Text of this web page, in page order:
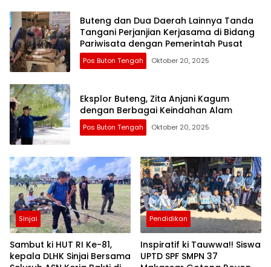
Buteng dan Dua Daerah Lainnya Tanda
Tangani Perjanjian Kerjasama di Bidang
Pariwisata dengan Pemerintah Pusat
Pos Buton Tengah Oktober 20, 2025
Eksplor Buteng, Zita Anjani Kagum
dengan Berbagai Keindahan Alam
Pos Buton Tengah Oktober 20, 2025
Sinjai
Sambut ki HUT RI Ke-81,
kepala DLHK Sinjai Bersama
Pendidikan
Inspiratif ki Tauwwa!! Siswa
UPTD SPF SMPN 37